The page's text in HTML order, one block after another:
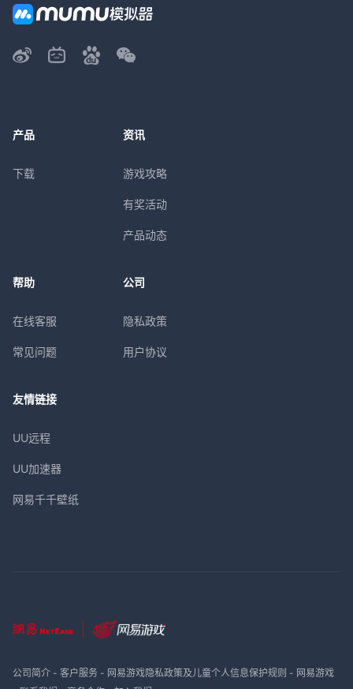
产品
下载
资讯
游戏攻略
有奖活动
产品动态
帮助
在线客服
常见问题
公司
隐私政策
用户协议
友情链接
UU远程
UU加速器
网易千千壁纸
公司简介- 客户服务- 网易游戏隐私政策及儿童个人信息保护规则 - 网易游戏